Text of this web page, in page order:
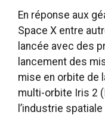
En réponse aux
Space X entre
lancée avec des
lancement des
mise en orbite de
multi-orbite Iris 2
l’industrie